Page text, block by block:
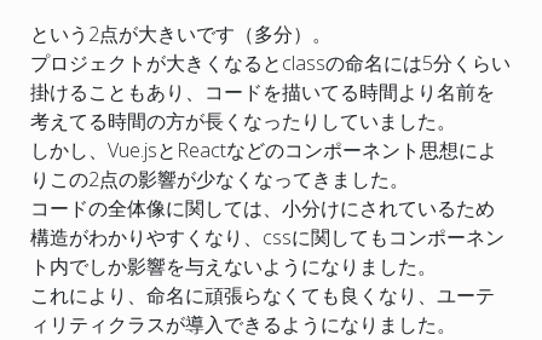
という2点が大きいです（多分）。
プロジェクトが大きくなるとclassの命名には5分くらい
掛けることもあり、コードを描いてる時間より名前を
考えてる時間の方が長くなったりしていました。
しかし、Vue.jsとReactなどのコンポーネント思想によ
りこの2点の影響が少なくなってきました。
コードの全体像に関しては、小分けにされているため
構造がわかりやすくなり、cssに関してもコンポーネン
ト内でしか影響を与えないようになりました。
これにより、命名に頑張らなくても良くなり、ユーテ
ィリティクラスが導入できるようになりました。